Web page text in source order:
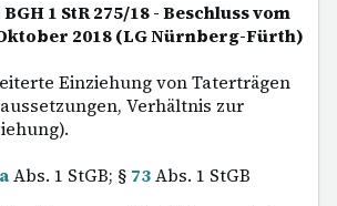
BGH 1 StR 275/18 - Beschluss vom
2018 (LG Nürnberg-Fürth)
Einziehung von Taterträgen
Verhältnis zur
Abs. 1 StGB; § 73Abs. 1 StGB